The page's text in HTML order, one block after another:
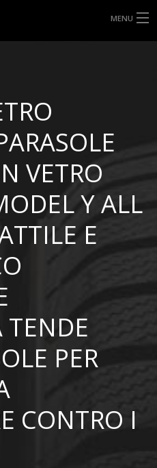
MENU
VETRO
Y ALL
​E
TENDE
PER
CONTRO I